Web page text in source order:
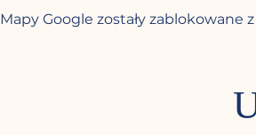
Mapy Google zostały